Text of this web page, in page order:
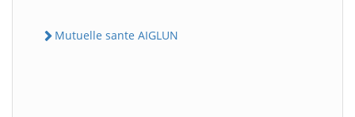
Mutuelle sante AIGLUN